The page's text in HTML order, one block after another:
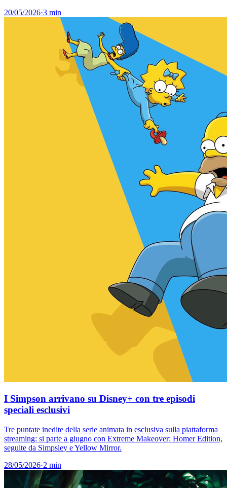
20/05/2026·3 min
I Simpson arrivano su Disney+ con tre episodi
speciali esclusivi
Tre puntate inedite della serie animata in esclusiva sulla piattaforma
streaming: si parte a giugno con Extreme Makeover: Homer Edition,
seguite da Simpsley e Yellow Mirror.
28/05/2026·2 min